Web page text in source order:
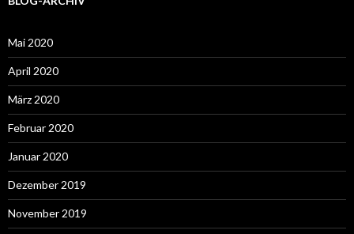
Mai 2020
April 2020
März 2020
Februar 2020
Januar 2020
Dezember 2019
November 2019